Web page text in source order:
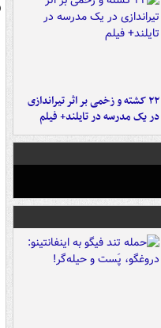
۲۲ کشته و زخمی بر اثر تیراندازی
در یک مدرسه در تایلند+ فیلم